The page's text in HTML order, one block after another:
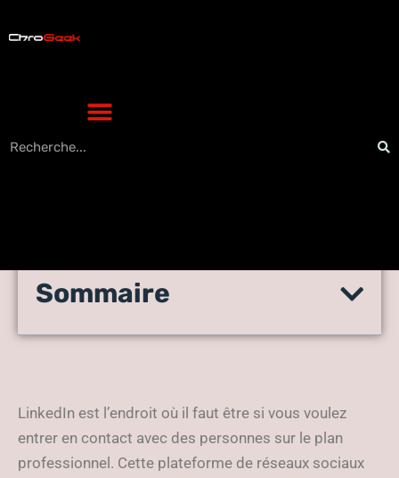
Premium
Sommaire
LinkedIn est l’endroit où il faut être si vous voulez
entrer en contact avec des personnes sur le plan
professionnel. Cette plateforme de réseaux sociaux